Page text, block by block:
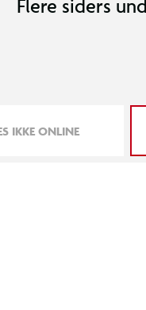
Flere siders
IKKE ONLINE